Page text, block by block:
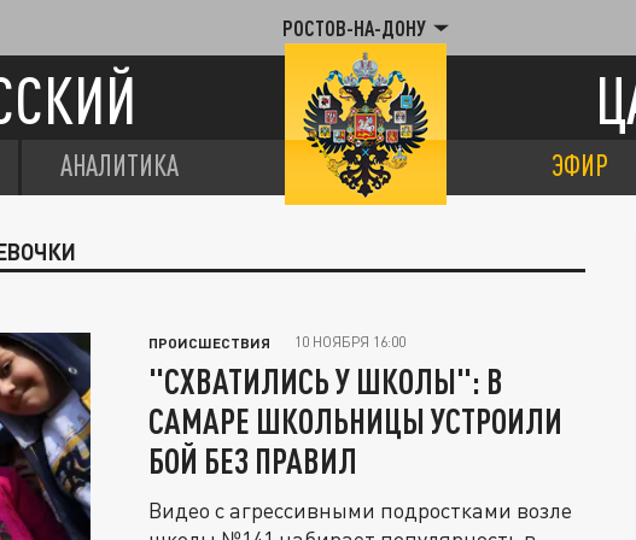
РОСТОВ-НА-ДОНУ
АНАЛИТИКА ЭФИР
ПРОИСШЕСТВИЯ 10 НОЯБРЯ 16:00
"СХВАТИЛИСЬ У ШКОЛЫ": В
САМАРЕ ШКОЛЬНИЦЫ УСТРОИЛИ
БОЙ БЕЗ ПРАВИЛ
Видео с агрессивными подростками возле